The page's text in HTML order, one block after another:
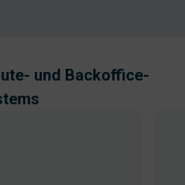
und Backoffice-